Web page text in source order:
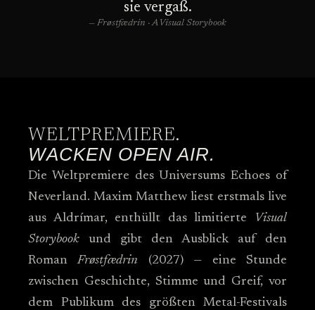
sie vergaß.
— Frøstfædrin · A Visual Storybook
WELTPREMIERE.
WACKEN OPEN AIR.
Die Weltpremiere des Universums Echoes of
Neverland. Maxim Matthew liest erstmals live
aus Aldrímar, enthüllt das limitierte
Visual
Storybook und gibt den Ausblick auf den
RomanFrøstfædrin (2027) — eine Stunde
zwischen Geschichte, Stimme und Greif, vor
dem Publikum des größten Metal-Festivals